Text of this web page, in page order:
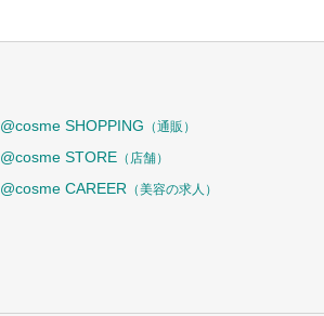
@cosme SHOPPING （通販）
@cosme STORE （店舗）
@cosme CAREER （美容の求人）